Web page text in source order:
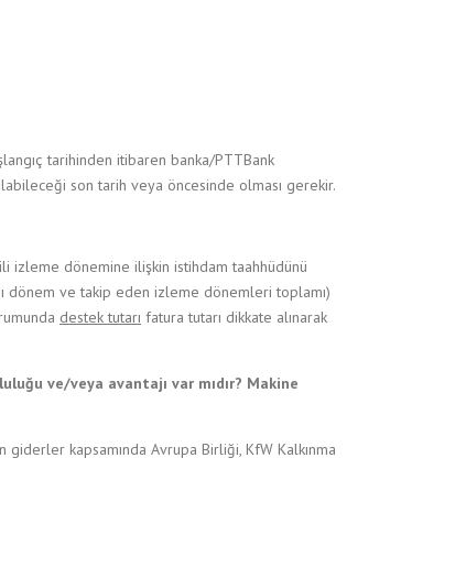
tarihinden itibaren banka/PTTBank
son tarih veya öncesinde olması gerekir.
izleme dönemine ilişkin istihdam taahhüdünü
dönem ve takip eden izleme dönemleri toplamı)
destek tutarı fatura tutarı dikkate alınarak
ve/veya avantajı var mıdır? Makine
giderler kapsamında Avrupa Birliği, KfW Kalkınma